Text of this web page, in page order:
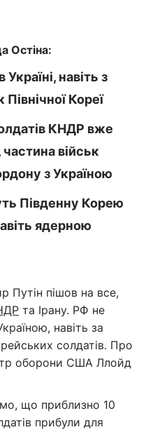
Остіна:
навіть з
Кореї
КНДР вже
військ
з Україною
Південну Корею
ядерною
Путін пішов на все,
та Ірану. РФ не
навіть за
солдатів. Про
оборони США Ллойд
що приблизно 10
прибули для